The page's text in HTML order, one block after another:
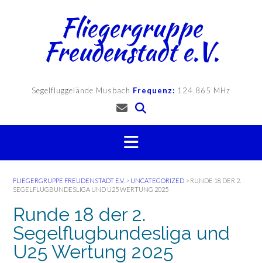
Fliegergruppe
Freudenstadt e.V.
Segelfluggelände Musbach Frequenz: 124.865 MHz
FLIEGERGRUPPE FREUDENSTADT E.V. > UNCATEGORIZED > RUNDE 18 DER 2.
SEGELFLUGBUNDESLIGA UND U25 WERTUNG 2025
Runde 18 der 2.
Segelflugbundesliga und
U25 Wertung 2025